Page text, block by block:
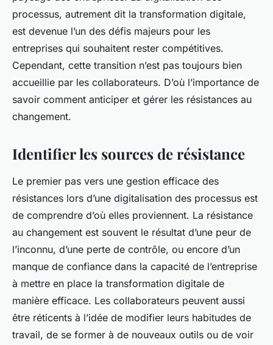
processus, autrement dit la transformation digitale,
est devenue l’un des défis majeurs pour les
entreprises qui souhaitent rester compétitives.
Cependant, cette transition n’est pas toujours bien
accueillie par les collaborateurs. D’où l’importance de
savoir comment anticiper et gérer les résistances au
changement.
Identifier les sources de résistance
Le premier pas vers une gestion efficace des
résistances lors d’une digitalisation des processus est
de comprendre d’où elles proviennent. La résistance
au changement est souvent le résultat d’une peur de
l’inconnu, d’une perte de contrôle, ou encore d’un
manque de confiance dans la capacité de l’entreprise
à mettre en place la transformation digitale de
manière efficace. Les collaborateurs peuvent aussi
être réticents à l’idée de modifier leurs habitudes de
travail, de se former à de nouveaux outils ou de voir